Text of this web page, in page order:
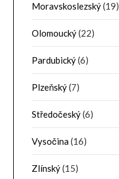
Moravskoslezský(19)
Olomoucký(22)
Pardubický(6)
Plzeňský(7)
Středočeský(6)
Vysočina(16)
Zlínský(15)